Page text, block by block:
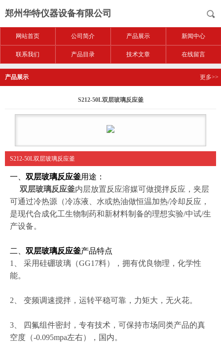
郑州华特仪器设备有限公司
网站首页 公司简介 产品展示 新闻中心
联系我们 产品目录 技术文章 在线留言
产品展示 更多>>
S212-50L双层玻璃反应釜
S212-50L双层玻璃反应釜
一、 双层玻璃反应釜用途：
双层玻璃反应釜内层放置反应溶媒可做搅拌反应，夹层
可通过冷热源（冷冻液、水或热油做恒温加热/冷却反应，
是现代合成化工生物制药和新材料制备的理想实验/中试/生
产设备。
二、 双层玻璃反应釜产品特点
1、 采用硅硼玻璃（GG17料），拥有优良物理，化学性
能。
2、 变频调速搅拌，运转平稳可靠，力矩大，无火花。
3、 四氟组件密封，专有技术，可保持市场同类产品的真
空度（-0.095mpa左右），国内。